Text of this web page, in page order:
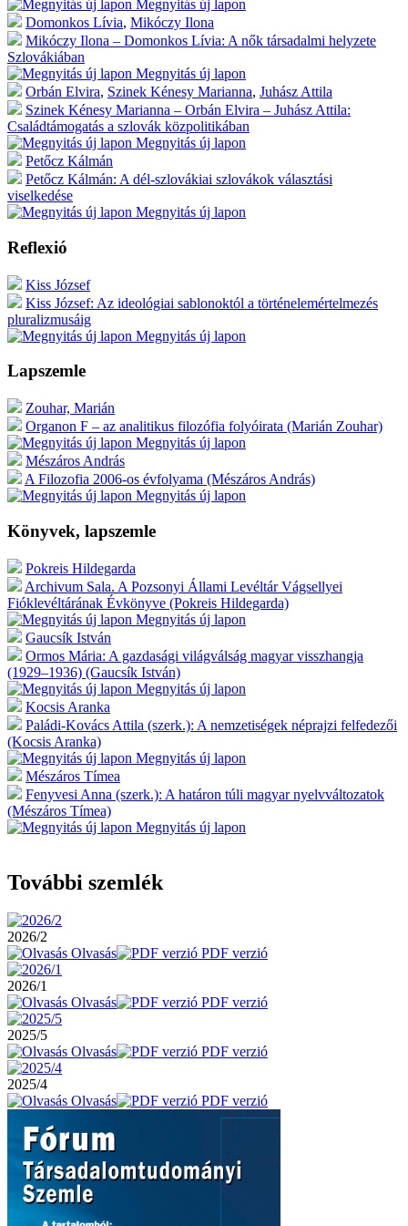
Megnyitás új lapon
Domonkos Lívia, Mikóczy Ilona
Mikóczy Ilona – Domonkos Lívia: A nők társadalmi helyzete
Szlovákiában
Megnyitás új lapon
Orbán Elvira, Szinek Kénesy Marianna, Juhász Attila
Szinek Kénesy Marianna – Orbán Elvira – Juhász Attila:
Családtámogatás a szlovák közpolitikában
Megnyitás új lapon
Petőcz Kálmán
Petőcz Kálmán: A dél-szlovákiai szlovákok választási
viselkedése
Megnyitás új lapon
Reflexió
Kiss József
Kiss József: Az ideológiai sablonoktól a történelemértelmezés
pluralizmusáig
Megnyitás új lapon
Lapszemle
Zouhar, Marián
Organon F – az analitikus filozófia folyóirata (Marián Zouhar)
Megnyitás új lapon
Mészáros András
A Filozofia 2006-os évfolyama (Mészáros András)
Megnyitás új lapon
Könyvek, lapszemle
Pokreis Hildegarda
Archivum Sala. A Pozsonyi Állami Levéltár Vágsellyei
Fióklevéltárának Évkönyve (Pokreis Hildegarda)
Megnyitás új lapon
Gaucsík István
Ormos Mária: A gazdasági világválság magyar visszhangja
(1929–1936) (Gaucsík István)
Megnyitás új lapon
Kocsis Aranka
Paládi-Kovács Attila (szerk.): A nemzetiségek néprajzi felfedezői
(Kocsis Aranka)
Megnyitás új lapon
Mészáros Tímea
Fenyvesi Anna (szerk.): A határon túli magyar nyelvváltozatok
(Mészáros Tímea)
Megnyitás új lapon
További szemlék
2026/2
Olvasás
PDF verzió
2026/1
Olvasás
PDF verzió
2025/5
Olvasás
PDF verzió
2025/4
Olvasás
PDF verzió